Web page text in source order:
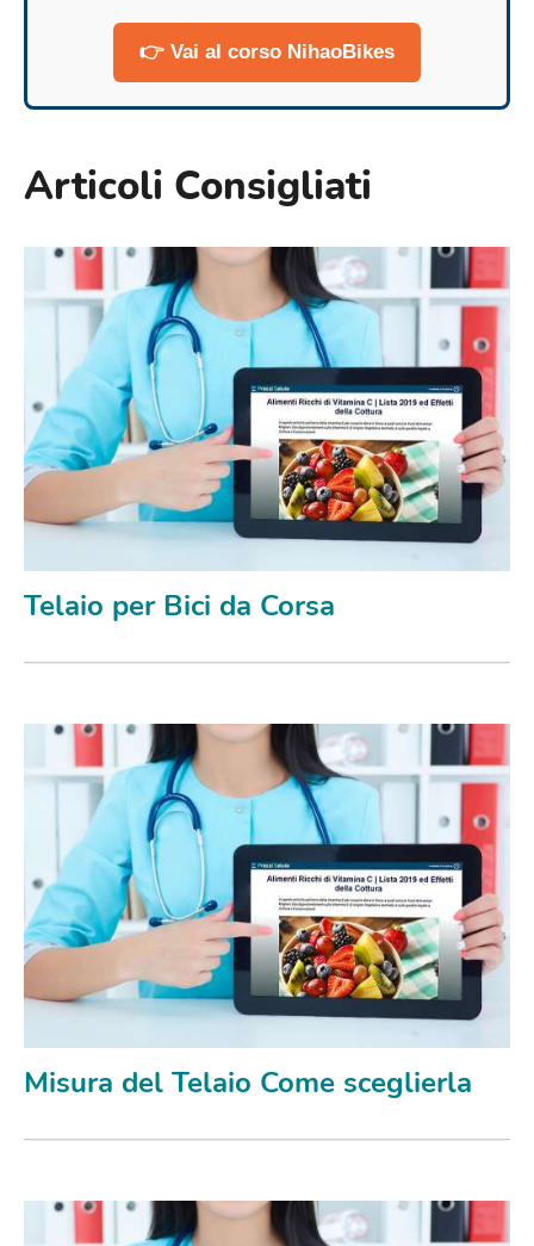
👉 Vai al corso NihaoBikes
Articoli Consigliati
Telaio per Bici da Corsa
Misura del Telaio Come sceglierla